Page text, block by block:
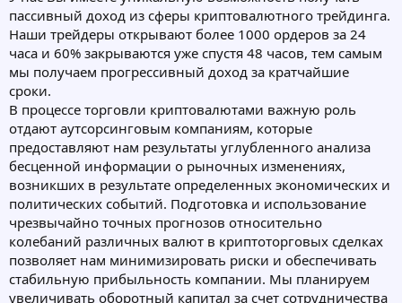
пассивный доход из сферы криптовалютного трейдинга.
Наши трейдеры открывают более 1000 ордеров за 24
часа и 60% закрываются уже спустя 48 часов, тем самым
мы получаем прогрессивный доход за кратчайшие
сроки.
В процессе торговли криптовалютами важную роль
отдают аутсорсинговым компаниям, которые
предоставляют нам результаты углубленного анализа
бесценной информации о рыночных изменениях,
возникших в результате определенных экономических и
политических событий. Подготовка и использование
чрезвычайно точных прогнозов относительно
колебаний различных валют в криптоторговых сделках
позволяет нам минимизировать риски и обеспечивать
стабильную прибыльность компании. Мы планируем
увеличивать оборотный капитал за счет сотрудничества